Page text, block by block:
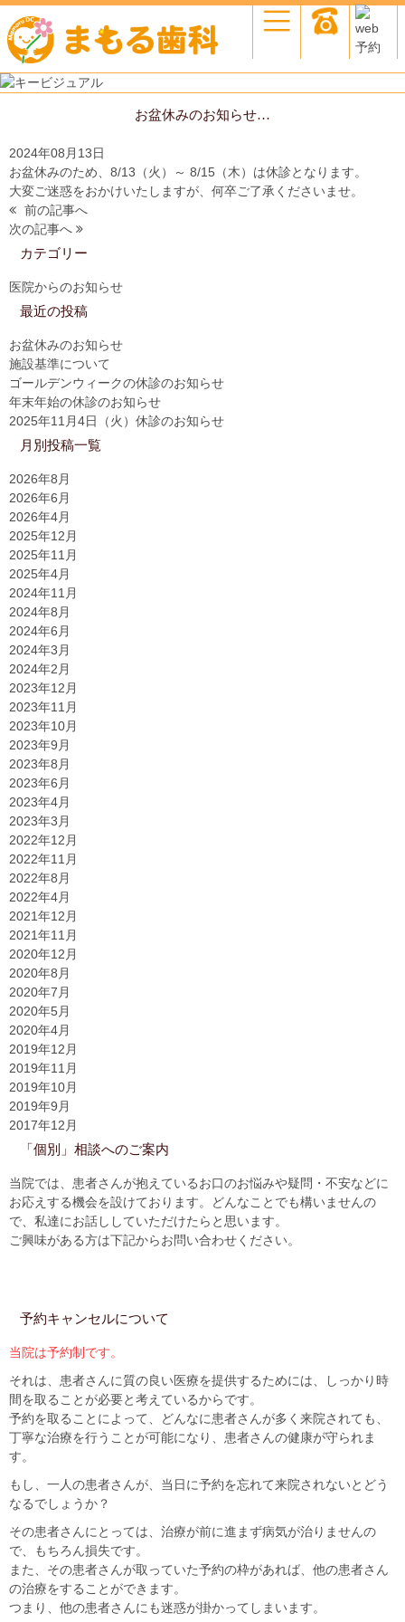
お盆休みのお知らせ…
2024年08月13日
お盆休みのため、8/13（火）～ 8/15（木）は休診となります。
大変ご迷惑をおかけいたしますが、何卒ご了承くださいませ。
前の記事へ
次の記事へ
カテゴリー
医院からのお知らせ
最近の投稿
お盆休みのお知らせ
施設基準について
ゴールデンウィークの休診のお知らせ
年末年始の休診のお知らせ
2025年11月4日（火）休診のお知らせ
月別投稿一覧
2026年8月
2026年6月
2026年4月
2025年12月
2025年11月
2025年4月
2024年11月
2024年8月
2024年6月
2024年3月
2024年2月
2023年12月
2023年11月
2023年10月
2023年9月
2023年8月
2023年6月
2023年4月
2023年3月
2022年12月
2022年11月
2022年8月
2022年4月
2021年12月
2021年11月
2020年12月
2020年8月
2020年7月
2020年5月
2020年4月
2019年12月
2019年11月
2019年10月
2019年9月
2017年12月
「個別」相談へのご案内
当院では、患者さんが抱えているお口のお悩みや疑問・不安などに
お応えする機会を設けております。どんなことでも構いませんの
で、私達にお話ししていただけたらと思います。
ご興味がある方は下記からお問い合わせください。
予約キャンセルについて
当院は予約制です。
それは、患者さんに質の良い医療を提供するためには、しっかり時
間を取ることが必要と考えているからです。
予約を取ることによって、どんなに患者さんが多く来院されても、
丁寧な治療を行うことが可能になり、患者さんの健康が守られま
す。
もし、一人の患者さんが、当日に予約を忘れて来院されないとどう
なるでしょうか？
その患者さんにとっては、治療が前に進まず病気が治りませんの
で、もちろん損失です。
また、その患者さんが取っていた予約の枠があれば、他の患者さん
の治療をすることができます。
つまり、他の患者さんにも迷惑が掛かってしまいます。